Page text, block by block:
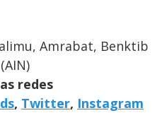
Amrabat, Benktib
redes
, Twitter, Instagram